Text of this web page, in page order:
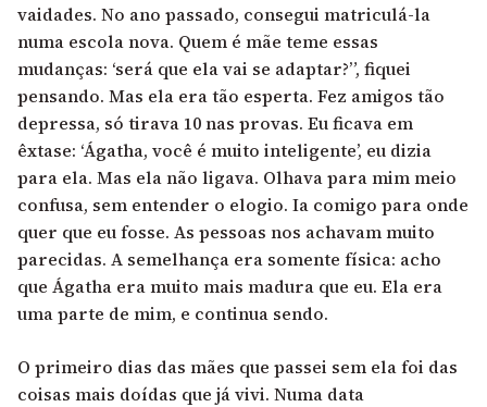
vaidades. No ano passado, consegui matriculá-la
numa escola nova. Quem é mãe teme essas
mudanças: ‘será que ela vai se adaptar?”, fiquei
pensando. Mas ela era tão esperta. Fez amigos tão
depressa, só tirava 10 nas provas. Eu ficava em
êxtase: ‘Ágatha, você é muito inteligente’, eu dizia
para ela. Mas ela não ligava. Olhava para mim meio
confusa, sem entender o elogio. Ia comigo para onde
quer que eu fosse. As pessoas nos achavam muito
parecidas. A semelhança era somente física: acho
que Ágatha era muito mais madura que eu. Ela era
uma parte de mim, e continua sendo.
O primeiro dias das mães que passei sem ela foi das
coisas mais doídas que já vivi. Numa data